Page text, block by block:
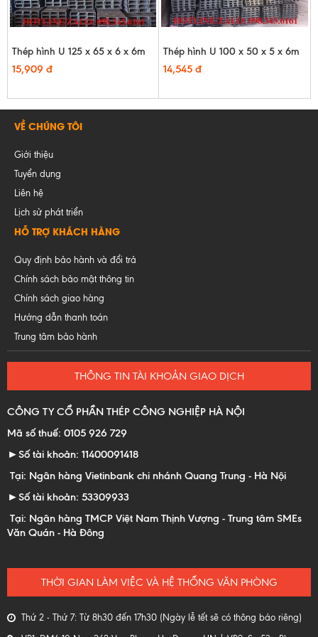
Thép hình U 125 x 65 x 6 x 6m
15,909 đ
Thép hình U 100 x 50 x 5 x 6m
14,545 đ
VỀ CHÚNG TÔI
Giới thiệu
Tuyển dụng
Liên hệ
Lịch sử phát triển
HỖ TRỢ KHÁCH HÀNG
Quy định bảo hành và đổi trả
Chính sách bảo mật thông tin
Chính sách giao hàng
Hướng dẫn thanh toán
Trung tâm bảo hành
THÔNG TIN TÀI KHOẢN GIAO DỊCH
CÔNG TY CỔ PHẦN THÉP CÔNG NGHIỆP HÀ NỘI
Mã số thuế: 0105 926 729
►Số tài khoản: 11400091418
Tại: Ngân hàng Vietinbank chi nhánh Quang Trung - Hà Nội
►Số tài khoản: 53309933
Tại: Ngân hàng TMCP Việt Nam Thịnh Vượng - Trung tâm SMEs
Văn Quán - Hà Đông
THỜI GIAN LÀM VIỆC VÀ HỆ THỐNG VĂN PHÒNG
Thứ 2 - Thứ 7: Từ 8h30 đến 17h30 (Ngày lễ tết sẽ có thông báo riêng)